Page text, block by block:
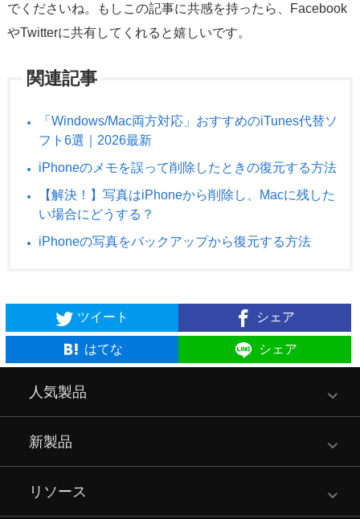
でくださいね。もしこの記事に共感を持ったら、Facebook
やTwitterに共有してくれると嬉しいです。
関連記事
「Windows/Mac両方対応」おすすめのiTunes代替ソ
フト6選｜2026最新
iPhoneのメモを誤って削除したときの復元する方法
【解決！】写真はiPhoneから削除し、Macに残した
い場合にどうする？
iPhoneの写真をバックアップから復元する方法
ツイート シェア
はてな シェア
人気製品
新製品
リソース